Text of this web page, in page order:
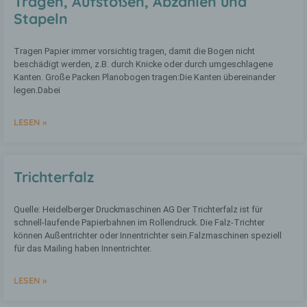
Stapeln
Tragen Papier immer vorsichtig tragen, damit die Bogen nicht
beschädigt werden, z.B. durch Knicke oder durch umgeschlagene
Kanten. Große Packen Planobogen tragen:Die Kanten übereinander
legen.Dabei
LESEN »
Trichterfalz
Quelle: Heidelberger Druckmaschinen AG Der Trichterfalz ist für
schnell-laufende Papierbahnen im Rollendruck. Die Falz-Trichter
können Außentrichter oder Innentrichter sein.Falzmaschinen speziell
für das Mailing haben Innentrichter.
LESEN »
b) betroffene Person
oder identifizierbare natürliche Person,
deren personenbezogene Daten von dem
für die Verarbeitung Verantwortlichen
verarbeitet werden.
automatisierter Verfahren ausgeführte
im Zusammenhang mit
personenbezogenen Daten wie das
Erheben, das Erfassen, die Organisation,
das Ordnen, die Speicherung, die
Anpassung oder Veränderung, das